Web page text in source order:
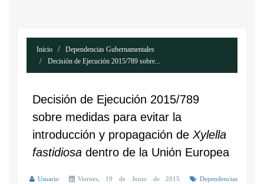
Inicio
Dependencias Gubernamentales
Decisión de Ejecución 2015/789 sobre...
Decisión de Ejecución 2015/789
sobre medidas para evitar la
introducción y propagación de Xylella
fastidiosa dentro de la Unión Europea
Usuario Viernes, 19 de Junio de 2015
Dependencias